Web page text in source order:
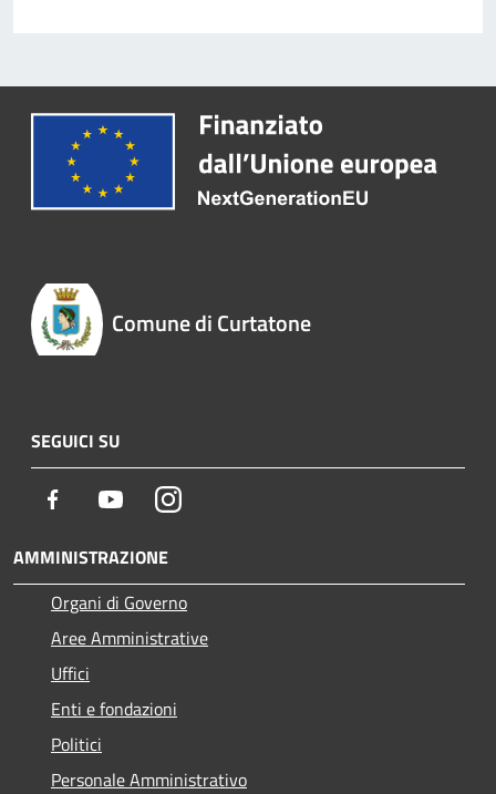
Comune di Curtatone
SEGUICI SU
Facebook YoutubeInstagram
AMMINISTRAZIONE
Organi di Governo
Aree Amministrative
Uffici
Enti e fondazioni
Politici
Personale Amministrativo